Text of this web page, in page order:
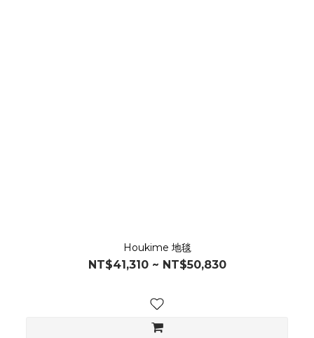
Houkime 地毯
NT$41,310 ~ NT$50,830